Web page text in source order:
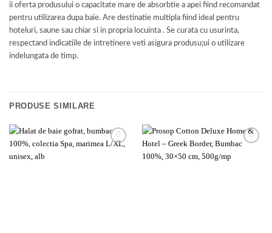
ii oferta produsului o capacitate mare de absorbtie a apei fiind recomandat
pentru utilizarea dupa baie. Are destinatie multipla fiind ideal pentru
hoteluri, saune sau chiar si in propria locuinta . Se curata cu usurinta,
respectand indicatiile de intretinere veti asigura produsu;ui o utilizare
indelungata de timp.
PRODUSE SIMILARE